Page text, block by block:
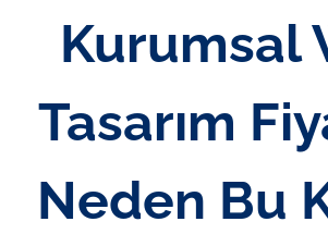
Kurumsal
Tasarım
Neden Bu